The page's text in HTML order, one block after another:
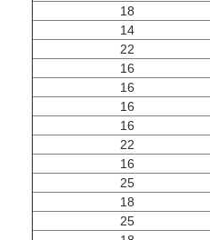
18
14
22
16
16
16
16
22
16
25
18
25